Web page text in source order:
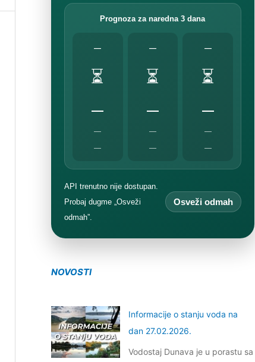
Prognoza za naredna 3 dana
—
⏳
—
—
—
—
⏳
—
—
—
—
⏳
—
—
—
API trenutno nije dostupan.
Probaj dugme „Osveži
odmah”.
Osveži odmah
NOVOSTI
Informacije o stanju voda na
dan 27.02.2026.
Vodostaj Dunava je u porastu sa